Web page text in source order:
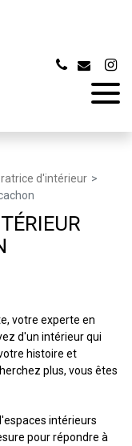
d'intérieur
votre experte en
d'un intérieur qui
histoire et
plus, vous êtes
intérieurs
pour répondre à